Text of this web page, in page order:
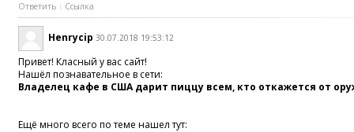
Ответить Ссылка
Henrycip 30.07.2018 19:53:12
Привет! Класный у вас сайт!
Нашёл познавательное в сети:
Владелец кафе в США дарит пиццу всем, кто откажется от
Ещё много всего по теме нашел тут: